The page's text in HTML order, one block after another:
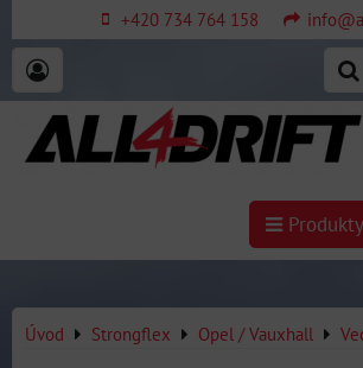
+420 734 764 158
Produkty
Úvod Strongflex Opel / Vauxhall